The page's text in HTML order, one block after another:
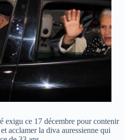
exigu ce 17 décembre pour contenir
acclamer la diva auressienne qui